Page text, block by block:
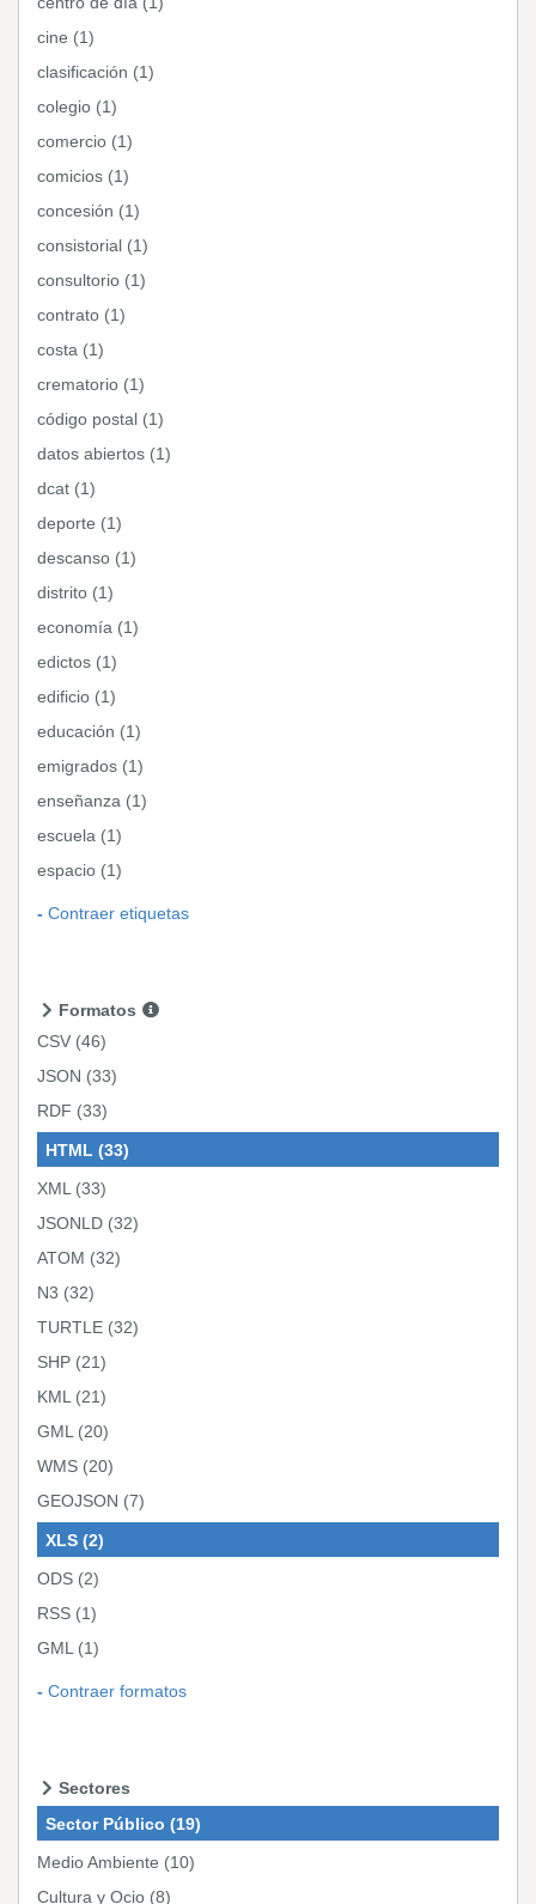
cine (1)
clasificación (1)
colegio (1)
comercio (1)
comicios (1)
concesión (1)
consistorial (1)
consultorio (1)
contrato (1)
costa (1)
crematorio (1)
código postal (1)
datos abiertos (1)
dcat (1)
deporte (1)
descanso (1)
distrito (1)
economía (1)
edictos (1)
edificio (1)
educación (1)
emigrados (1)
enseñanza (1)
escuela (1)
espacio (1)
Contraer etiquetas
Formatos
CSV (46)
JSON (33)
RDF (33)
HTML (33)
XML (33)
JSONLD (32)
ATOM (32)
N3 (32)
TURTLE (32)
SHP (21)
KML (21)
GML (20)
WMS (20)
GEOJSON (7)
XLS (2)
ODS (2)
RSS (1)
GML (1)
Contraer formatos
Sectores
Sector Público (19)
Medio Ambiente (10)
Cultura y Ocio (8)